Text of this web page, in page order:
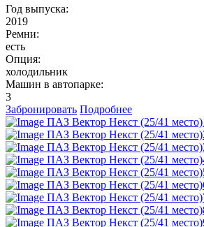
Год выпуска:
2019
Ремни:
есть
Опция:
холодильник
Машин в автопарке:
3
Забронировать Подробнее